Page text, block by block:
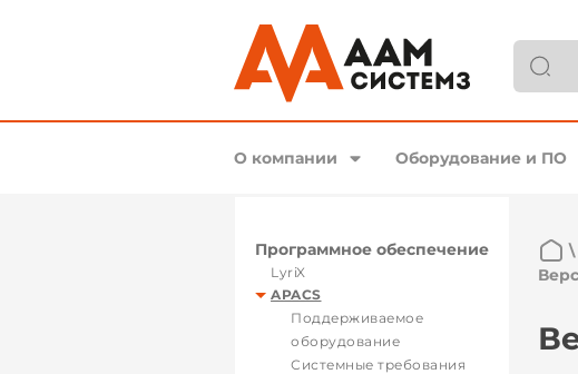
О компании Оборудование и ПО
Программное обеспечение
LyriX
APACS
Поддерживаемое
оборудование
Системные требования
\